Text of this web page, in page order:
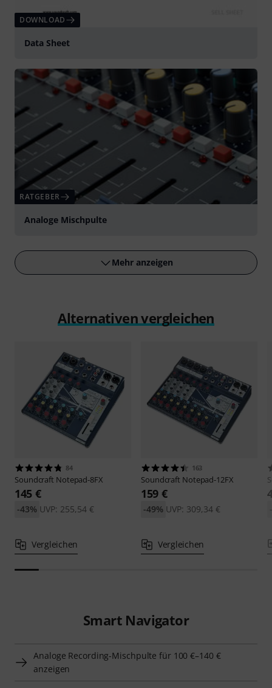
DOWNLOAD
Data Sheet
RATGEBER
Analoge Mischpulte
Mehr anzeigen
Alternativen vergleichen
84
Soundcraft Notepad-8FX
145 €
UVP: 255,54 €
-43%
Vergleichen
163
Soundcraft Notepad-12FX
159 €
UVP: 309,34 €
-49%
Vergleichen
Smart Navigator
Analoge Recording-Mischpulte für 100 €–140 €
anzeigen